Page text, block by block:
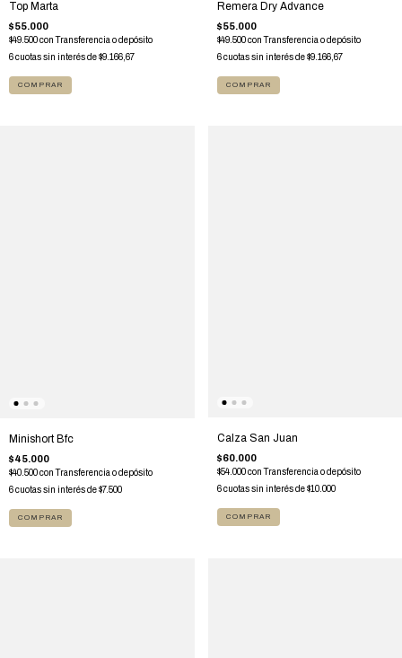
Top Marta
$55.000
$49.500con
Transferencia o depósito
6cuotas sin interés de$9.166,67
COMPRAR
Remera Dry Advance
$55.000
$49.500con
Transferencia o depósito
6 cuotas sin interés de$9.166,67
COMPRAR
Minishort Bfc
$45.000
$40.500con Transferencia o depósito
6cuotas sin interés de$7.500
COMPRAR
Calza San Juan
$60.000
$54.000con Transferencia o depósito
6 cuotas sin interés de$10.000
COMPRAR